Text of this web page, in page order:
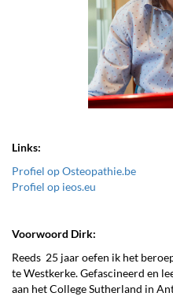
Links:
Profiel op Osteopathie.be
Profiel op ieos.eu
Voorwoord Dirk:
Reeds 25 jaar oefen ik het
te Westkerke. Gefascineerd en
aan het College Sutherland in